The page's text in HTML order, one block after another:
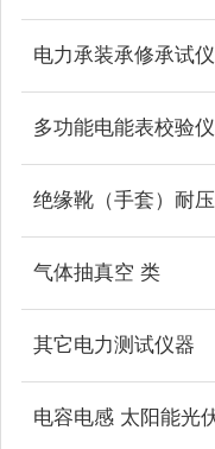
多功能电能表校验仪
气体抽真空 类
其它电力测试仪器